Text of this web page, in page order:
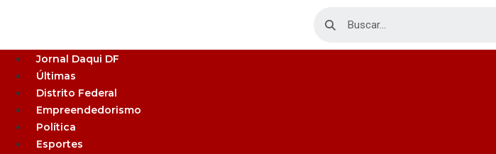
Jornal Daqui DF
Últimas
Distrito Federal
Empreendedorismo
Política
Esportes